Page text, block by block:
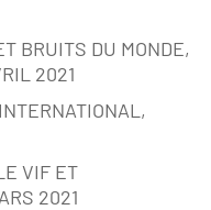
BRUITS DU MONDE,
2021
VIF ET
2021